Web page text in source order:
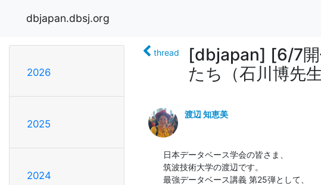
dbjapan.dbsj.org
2026
2025
2024
thread
[dbjapan] [6/7開
たち（石川博先生
渡辺 知恵美
日本データベース学会の皆さま、
筑波技術大学の渡辺です。
最強データベース講義 第25弾として、